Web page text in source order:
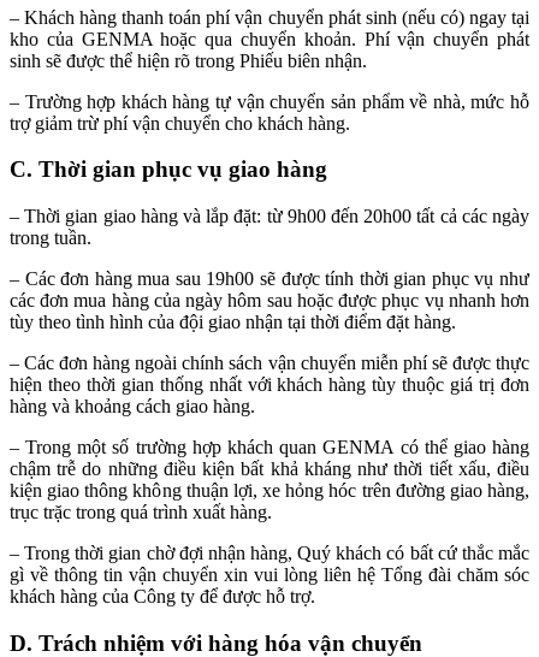
– Khách hàng thanh toán phí vận chuyển phát sinh (nếu có) ngay tại
kho của GENMA hoặc qua chuyển khoản. Phí vận chuyển phát
sinh sẽ được thể hiện rõ trong Phiếu biên nhận.
– Trường hợp khách hàng tự vận chuyển sản phẩm về nhà, mức hỗ
trợ giảm trừ phí vận chuyển cho khách hàng.
C. Thời gian phục vụ giao hàng
– Thời gian giao hàng và lắp đặt: từ 9h00 đến 20h00 tất cả các ngày
trong tuần.
– Các đơn hàng mua sau 19h00 sẽ được tính thời gian phục vụ như
các đơn mua hàng của ngày hôm sau hoặc được phục vụ nhanh hơn
tùy theo tình hình của đội giao nhận tại thời điểm đặt hàng.
– Các đơn hàng ngoài chính sách vận chuyển miễn phí sẽ được thực
hiện theo thời gian thống nhất với khách hàng tùy thuộc giá trị đơn
hàng và khoảng cách giao hàng.
– Trong một số trường hợp khách quan GENMA có thể giao hàng
chậm trễ do những điều kiện bất khả kháng như thời tiết xấu, điều
kiện giao thông không thuận lợi, xe hỏng hóc trên đường giao hàng,
trục trặc trong quá trình xuất hàng.
– Trong thời gian chờ đợi nhận hàng, Quý khách có bất cứ thắc mắc
gì về thông tin vận chuyển xin vui lòng liên hệ Tổng đài chăm sóc
khách hàng của Công ty để được hỗ trợ.
D. Trách nhiệm với hàng hóa vận chuyển